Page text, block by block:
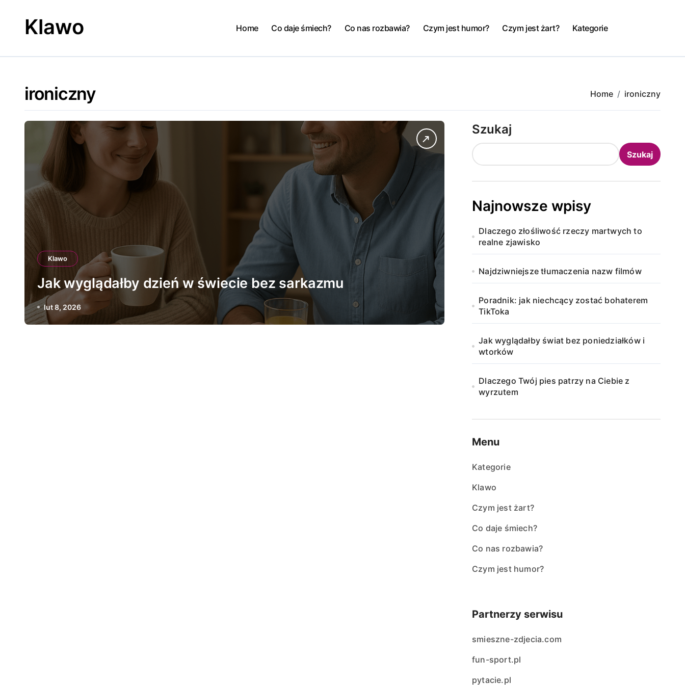
contentKlawo Home Co daje śmiech? Co nas rozbawia? Czym jest humor? Czym jest żart? Kategorie
ironiczny Home ironiczny
Klawo
Jak wyglądałby dzień w świecie bez sarkazmu
lut 8, 2026
Szukaj
Szukaj
Najnowsze wpisy
Dlaczego złośliwość rzeczy martwych to
realne zjawisko
Najdziwniejsze tłumaczenia nazw filmów
Poradnik: jak niechcący zostać bohaterem
TikToka
Jak wyglądałby świat bez poniedziałków i
wtorków
Dlaczego Twój pies patrzy na Ciebie z
wyrzutem
Menu
Kategorie
Klawo
Czym jest żart?
Co daje śmiech?
Co nas rozbawia?
Czym jest humor?
Partnerzy serwisu
smieszne-zdjecia.com
fun-sport.pl
pytacie.pl